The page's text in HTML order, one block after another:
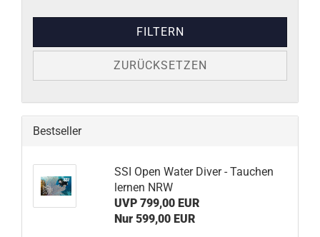
FILTERN
ZURÜCKSETZEN
Bestseller
SSI Open Water Diver - Tauchen
lernen NRW
UVP 799,00 EUR
Nur 599,00 EUR